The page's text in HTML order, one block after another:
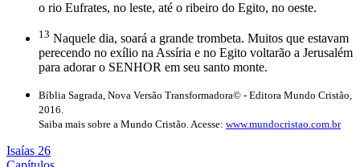
o rio Eufrates, no leste, até o ribeiro do Egito, no oeste.
13 Naquele dia, soará a grande trombeta. Muitos que estavam
perecendo no exílio na Assíria e no Egito voltarão a Jerusalém
para adorar o SENHOR em seu santo monte.
Bíblia Sagrada, Nova Versão Transformadora© - Editora Mundo Cristão,
2016.
Saiba mais sobre a Mundo Cristão. Acesse: www.mundocristao.com.br
Isaías 26